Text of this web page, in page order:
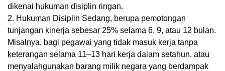
dikenai hukuman disiplin ringan.
2. Hukuman Disiplin Sedang, berupa pemotongan
tunjangan kinerja sebesar 25% selama 6, 9, atau 12 bulan.
Misalnya, bagi pegawai yang tidak masuk kerja tanpa
keterangan selama 11–13 hari kerja dalam setahun, atau
menyalahgunakan barang milik negara yang berdampak